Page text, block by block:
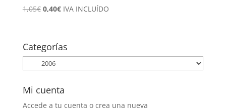
1,05€ El
era:
1,05€.
0,40€El
es:
0,40€.
IVA INCLUÍDO
Categorías
Mi cuenta
Accede a tu cuenta o crea una nueva